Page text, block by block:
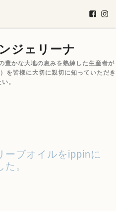
ジェリーナ
豊かな大地の恵みを熟練した生産者が
を皆様に大切に親切に知っていただき
い。
ーブオイルをippinに
。